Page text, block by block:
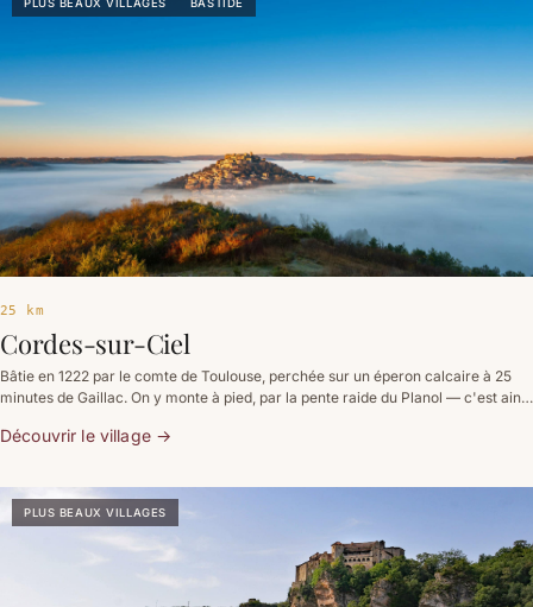
PLUS BEAUX VILLAGES BASTIDE
25 km
Cordes-sur-Ciel
Bâtie en 1222 par le comte de Toulouse, perchée sur un éperon calcaire à 25
minutes de Gaillac. On y monte à pied, par la pente raide du Planol — c'est ainsi
Découvrir le village →
PLUS BEAUX VILLAGES